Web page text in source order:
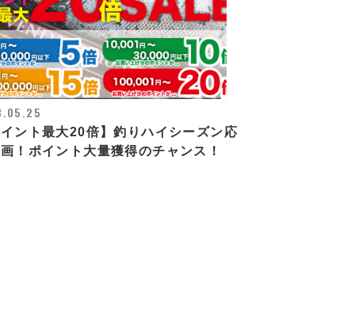
ント最大20倍】釣りハイシーズン応
！ポイント大量獲得のチャンス！